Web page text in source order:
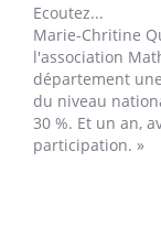
Ecoutez...
Marie-Chritine
l'association
département
du niveau
30 %. Et un an,
participation. »